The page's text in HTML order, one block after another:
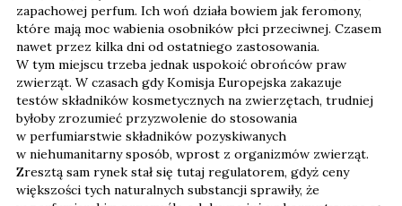
zapachowej perfum. Ich woń działa bowiem jak feromony,
które mają moc wabienia osobników płci przeciwnej. Czasem
nawet przez kilka dni od ostatniego zastosowania.
W tym miejscu trzeba jednak uspokoić obrońców praw
zwierząt. W czasach gdy Komisja Europejska zakazuje
testów składników kosmetycznych na zwierzętach, trudniej
byłoby zrozumieć przyzwolenie do stosowania
w perfumiarstwie składników pozyskiwanych
w niehumanitarny sposób, wprost z organizmów zwierząt.
Zresztą sam rynek stał się tutaj regulatorem, gdyż ceny
większości tych naturalnych substancji sprawiły, że